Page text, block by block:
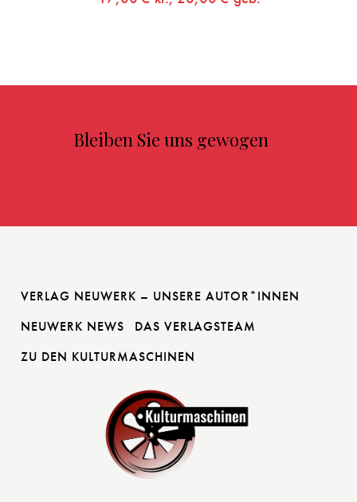
Bleiben Sie uns gewogen
VERLAG NEUWERK – UNSERE AUTOR*INNEN
NEUWERK NEWS
DAS VERLAGSTEAM
ZU DEN KULTURMASCHINEN